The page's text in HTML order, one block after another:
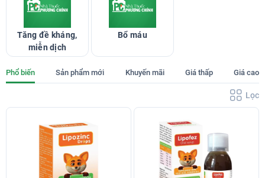
Tăng đề kháng,
miễn dịch
Bổ máu
Phổ biến Sản phẩm mới Khuyến mãi Giá thấp Giá cao
Lọc